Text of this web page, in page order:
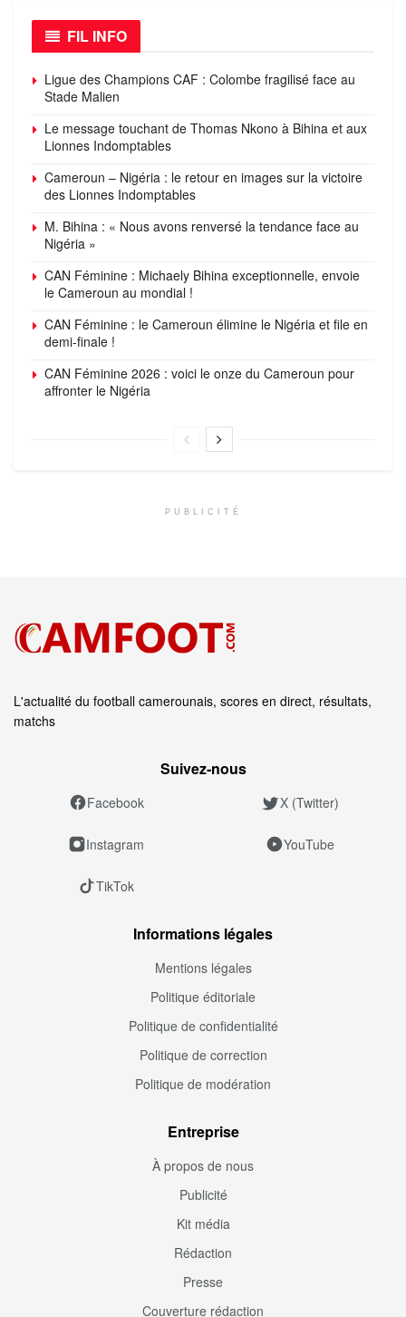
FIL INFO
Ligue des Champions CAF : Colombe fragilisé face au
Stade Malien
Le message touchant de Thomas Nkono à Bihina et aux
Lionnes Indomptables
Cameroun – Nigéria : le retour en images sur la victoire
des Lionnes Indomptables
M. Bihina : « Nous avons renversé la tendance face au
Nigéria »
CAN Féminine : Michaely Bihina exceptionnelle, envoie
le Cameroun au mondial !
CAN Féminine : le Cameroun élimine le Nigéria et file en
demi-finale !
CAN Féminine 2026 : voici le onze du Cameroun pour
affronter le Nigéria
PUBLICITÉ
L'actualité du football camerounais, scores en direct, résultats,
matchs
Suivez‑nous
Facebook X (Twitter)
Instagram YouTube
TikTok
Informations légales
Mentions légales
Politique éditoriale
Politique de confidentialité
Politique de correction
Politique de modération
Entreprise
À propos de nous
Publicité
Kit média
Rédaction
Presse
Couverture rédaction